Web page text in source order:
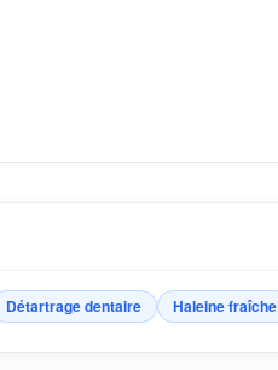
Détartrage dentaire Haleine fraîche